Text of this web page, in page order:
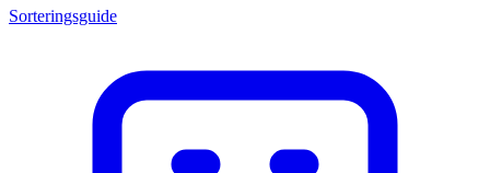
Sorteringsguide